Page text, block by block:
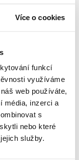
Více o cookies
funkcí
využíváme
web používáte,
média, inzerci a
s
nebo které
služby.
nôž
povrchom,
drevo